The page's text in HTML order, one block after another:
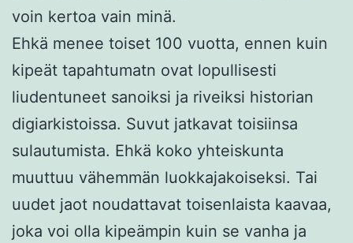
voin kertoa vain minä.
Ehkä menee toiset 100 vuotta, ennen kuin
kipeät tapahtumatn ovat lopullisesti
liudentuneet sanoiksi ja riveiksi historian
digiarkistoissa. Suvut jatkavat toisiinsa
sulautumista. Ehkä koko yhteiskunta
muuttuu vähemmän luokkajakoiseksi. Tai
uudet jaot noudattavat toisenlaista kaavaa,
joka voi olla kipeämpin kuin se vanha ja